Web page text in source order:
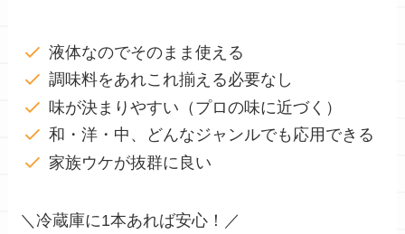
液体なのでそのまま使える
調味料をあれこれ揃える必要なし
味が決まりやすい（プロの味に近づく）
和・洋・中、どんなジャンルでも応用できる
家族ウケが抜群に良い
＼冷蔵庫に1本あれば安心！／